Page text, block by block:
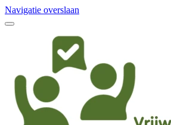
Navigatie overslaan